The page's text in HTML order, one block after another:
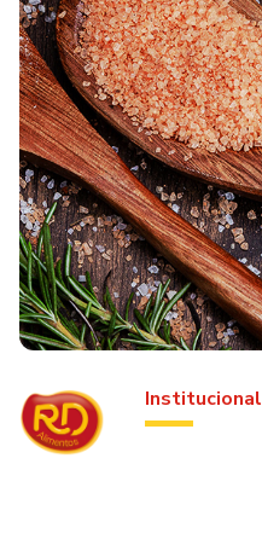
Institucional